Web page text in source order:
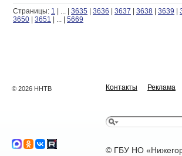
Страницы: 1 | | 3635 | 3636 | 3637 | 3638 | 3639 |
3650 | 3651 | | 5669
© 2026 ННТВ Контакты Реклама
© ГБУ НО